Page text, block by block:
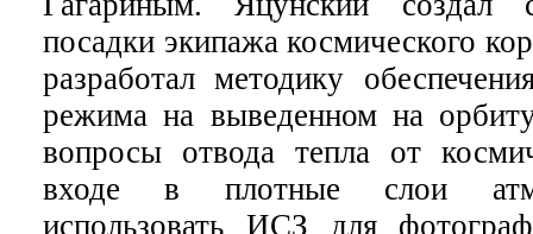
посадки экипажа космического
разработал методику
режима на выведенном на
вопросы отвода тепла от
входе в плотные слои
использовать ИСЗ для